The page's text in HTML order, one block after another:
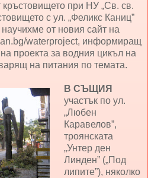
кръстовището при НУ „Св. св.
с ул. „Феликс Каниц”
от новия сайт на
waterproject, информиращ
проекта за водния цикъл на
на питания по темата.
В СЪЩИЯ
участък по ул.
„Любен
Каравелов”,
троянската
„Унтер ден
Линден” („Под
липите”), няколко